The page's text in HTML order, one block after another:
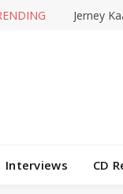
Jerney
Interviews CD